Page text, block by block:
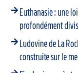
Euthanasie : une
profondément
Ludovine de La
construite sur le